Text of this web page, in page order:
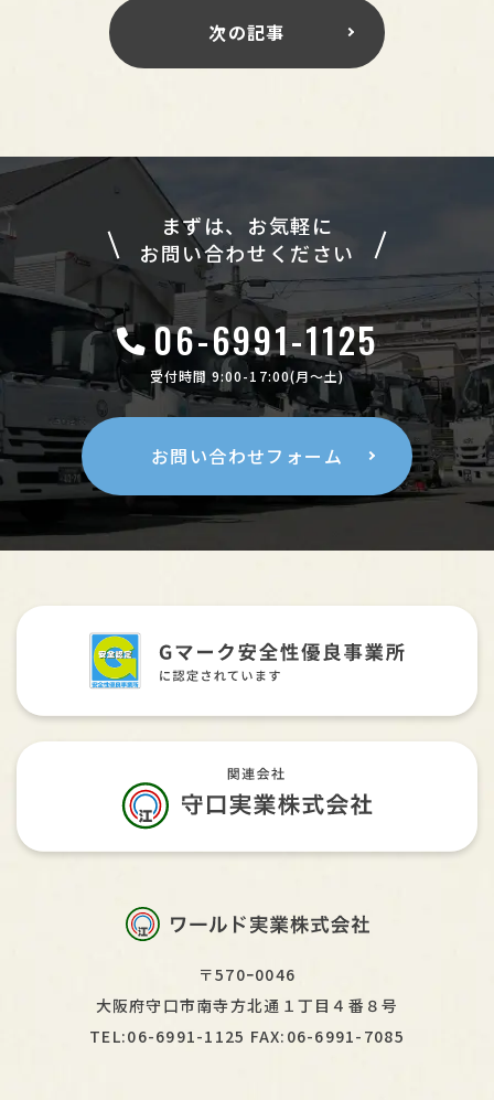
次の記事
まずは、お気軽に
お問い合わせください
06-6991-1125
受付時間 9:00-17:00(月〜土)
お問い合わせフォーム
〒570ｰ0046
大阪府守口市南寺方北通１丁目４番８号
TEL:06-6991-1125 FAX:06-6991-7085